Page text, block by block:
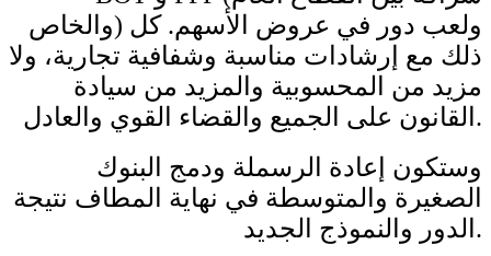
والخاص) ولعب دور في عروض الأسهم. كل
ذلك مع إرشادات مناسبة وشفافية تجارية، ولا
مزيد من المحسوبية والمزيد من سيادة
القانون على الجميع والقضاء القوي والعادل.
وستكون إعادة الرسملة ودمج البنوك
الصغيرة والمتوسطة في نهاية المطاف نتيجة
الدور والنموذج الجديد.